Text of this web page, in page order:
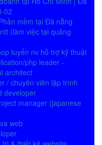
02
mềm tại Đà nẵng
(làm việc tại quảng
tuyển nv hỗ trợ kỹ thuật
php leader -
architect
/ chuyên viên lập trình
developer
manager (japanese
web